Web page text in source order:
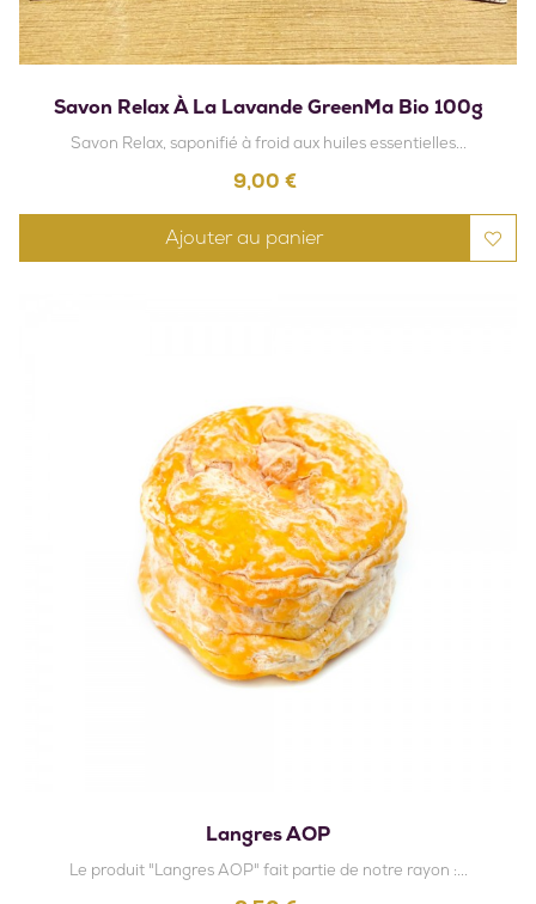
Savon Relax À La Lavande GreenMa Bio 100g
Savon Relax, saponifié à froid aux huiles essentielles...
Prix
9,00 €
Ajouter au panier
Langres AOP
Le produit "Langres AOP" fait partie de notre rayon :...